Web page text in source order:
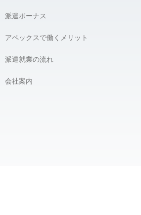
派遣ボーナス
アペックスで働くメリット
派遣就業の流れ
会社案内